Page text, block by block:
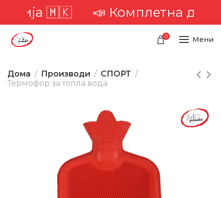
🇲🇰📣 Комплетна
0 Мени
Дома Производи
СПОРТ
Термофор за топла вода